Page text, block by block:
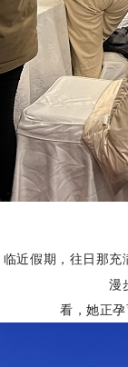
临近假期，往日那充
漫
看，她正